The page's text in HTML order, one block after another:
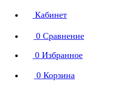
Кабинет
0 Сравнение
0 Избранное
0 Корзина